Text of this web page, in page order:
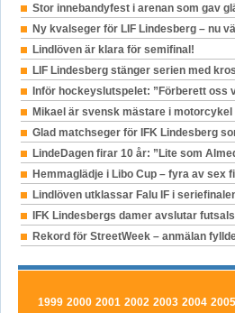
Stor innebandyfest i arenan som gav
Ny kvalseger för LIF Lindesberg – nu
Lindlöven är klara för semifinal!
LIF Lindesberg stänger serien med
Inför hockeyslutspelet: ”Förberett oss
Mikael är svensk mästare i motorcykel
Glad matchseger för IFK Lindesberg
LindeDagen firar 10 år: ”Lite som
Hemmaglädje i Libo Cup – fyra av sex
Lindlöven utklassar Falu IF i
IFK Lindesbergs damer avslutar
Rekord för StreetWeek – anmälan
1999 2000 2001 2002 2003 2004 2005